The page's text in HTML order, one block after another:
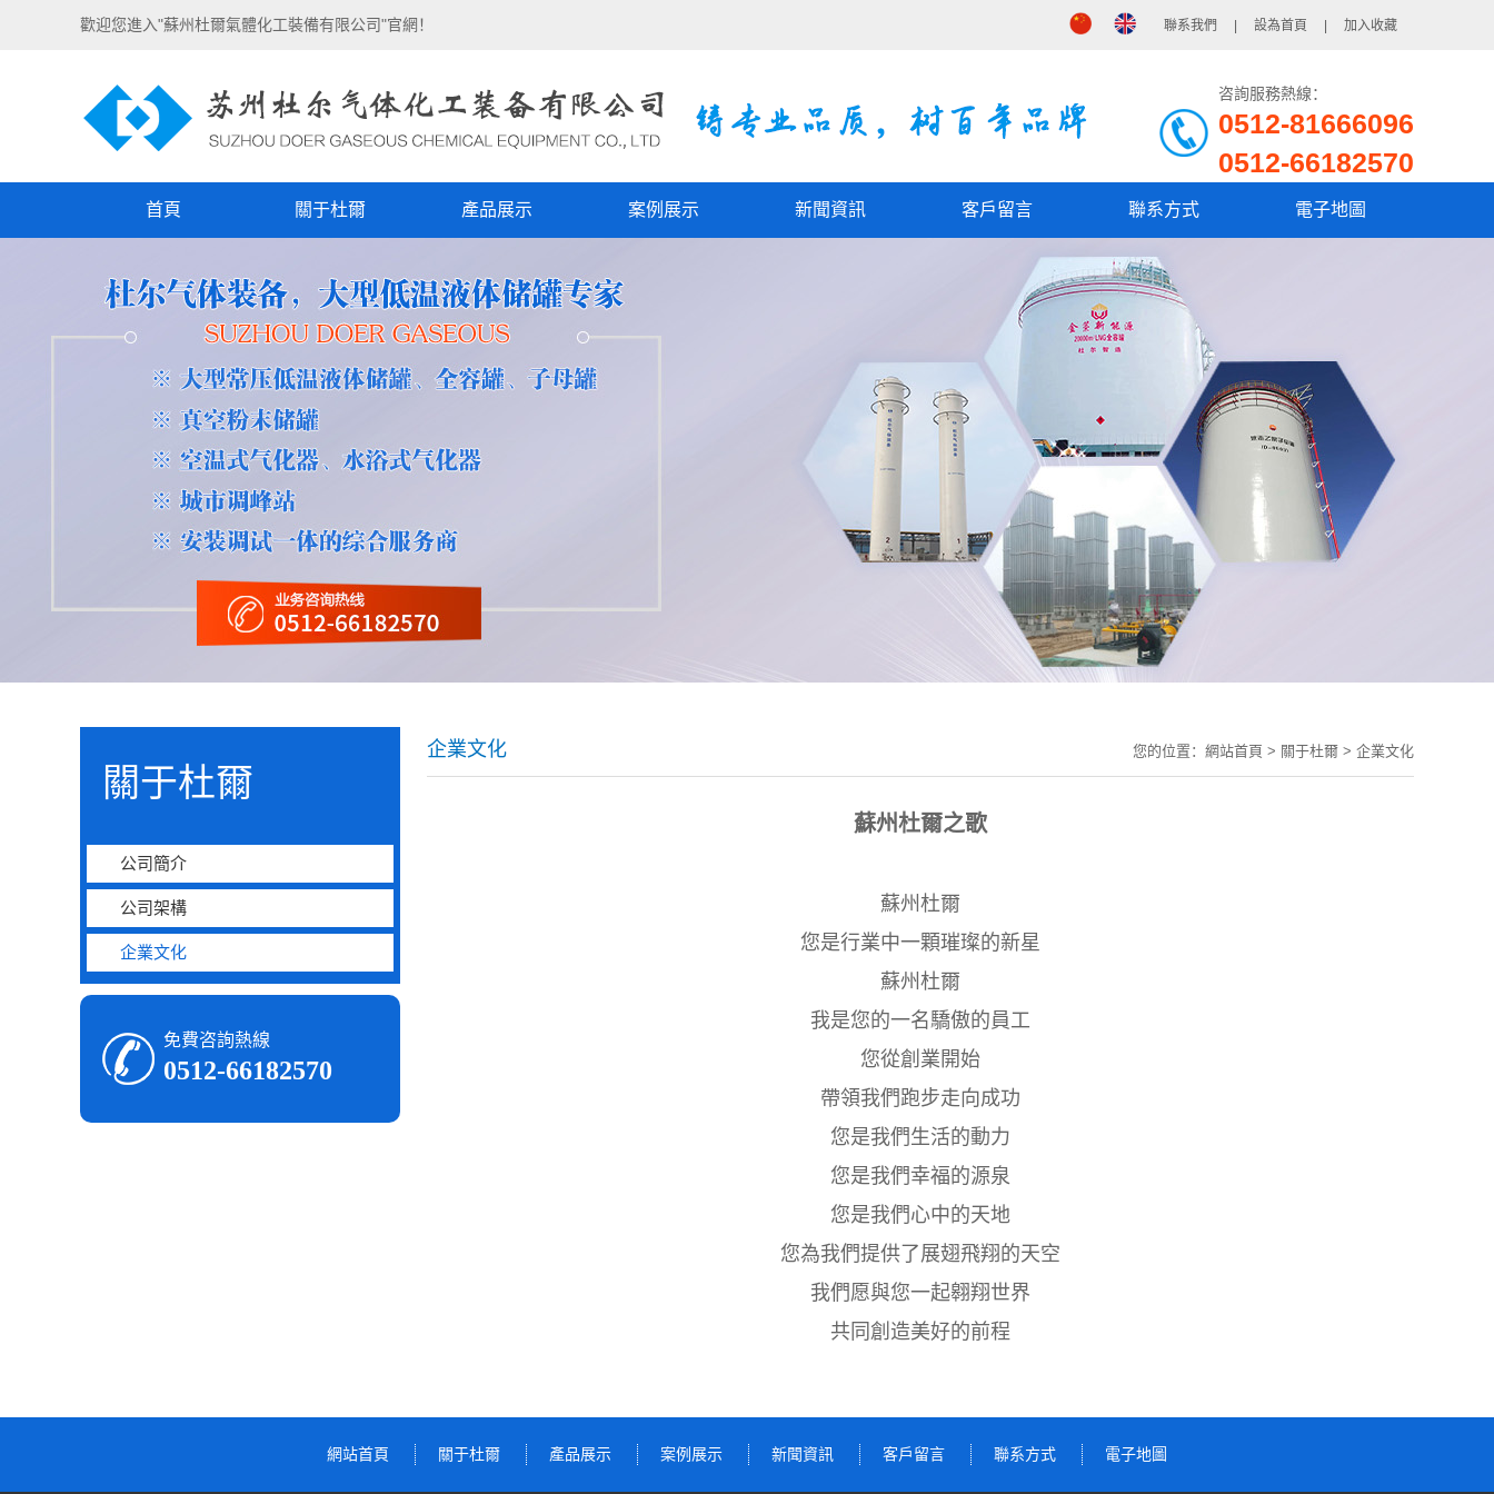
歡迎您進入"蘇州杜爾氣體化工裝備有限公司"官網！ 聯系我們 設為首頁 加入收藏
咨詢服務熱線：
0512-81666096
0512-66182570
首頁 關于杜爾 產品展示 案例展示 新聞資訊 客戶留言 聯系方式 電子地圖
關于杜爾
公司簡介
公司架構
企業文化
免費咨詢熱線
0512-66182570
企業文化 您的位置： 網站首頁 > 關于杜爾 > 企業文化
蘇州杜爾之歌
蘇州杜爾
您是行業中一顆璀璨的新星
蘇州杜爾
我是您的一名驕傲的員工
您從創業開始
帶領我們跑步走向成功
您是我們生活的動力
您是我們幸福的源泉
您是我們心中的天地
您為我們提供了展翅飛翔的天空
我們愿與您一起翱翔世界
共同創造美好的前程
網站首頁 關于杜爾 產品展示 案例展示 新聞資訊 客戶留言 聯系方式 電子地圖